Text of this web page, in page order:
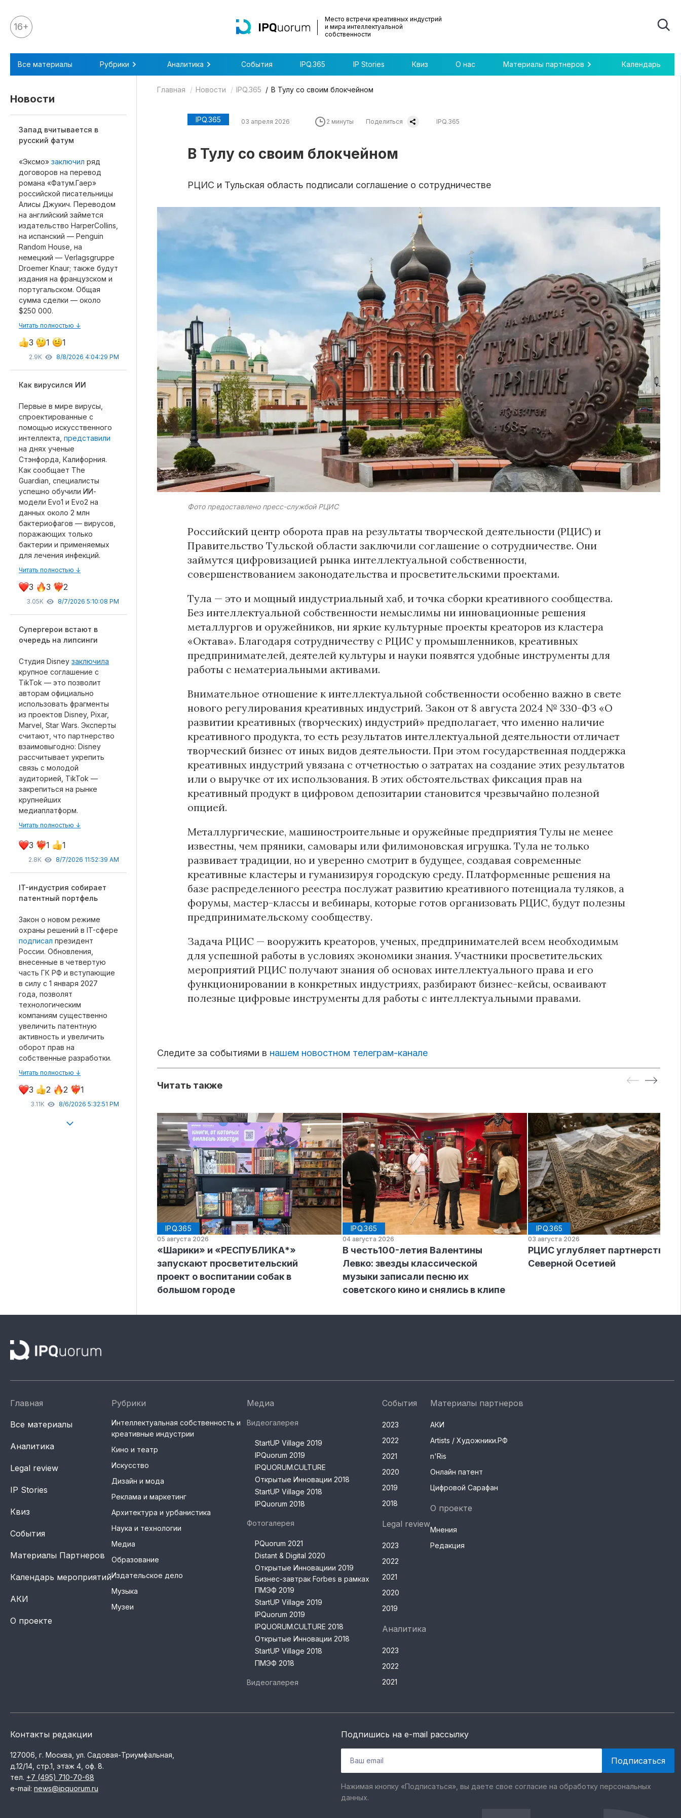
Все материалы
Аналитика
Аналитика
Legal review
События
IP Stories
Квиз
О нас
Календарь
Рубрики
Интеллектуальная собственность и креативные индустрии
Кино и театр
Искусство
Дизайн и мода
Реклама и маркетинг
Медиа
Образование
Издательское дело
Музыка
Музеи
Материалы партнеров
АКИ
Artists / Художники.РФ
n'RIS
Онлайн патент
Цифровой Сарафан
Смотрите нас в соцсетях и мессенджерах
16+
Место встречи креативных индустрий
и мира интеллектуальной
собственности
Все материалы Рубрики Аналитика События IPQ.365 IP Stories Квиз О нас Материалы партнеров Календарь
Новости
Запад вчитывается в
русский фатум
«Эксмо» заключил ряд
договоров на перевод
романа «Фатум.Гаер»
российской писательницы
Алисы Джукич. Переводом
на английский займется
издательство HarperCollins,
на испанский — Penguin
Random House, на
немецкий — Verlagsgruppe
Droemer Knaur; также будут
издания на французском и
португальском. Общая
сумма сделки — около
$250 000.
Читать полностью ↓
3 1 1
2.9K 8/8/2026 4:04:29 PM
Как вирусился ИИ
Первые в мире вирусы,
спроектированные с
помощью искусственного
интеллекта, представили
на днях ученые
Стэнфорда, Калифорния.
Как сообщает The
Guardian, специалисты
успешно обучили ИИ-
модели Evo1 и Evo2 на
данных около 2 млн
бактериофагов — вирусов,
поражающих только
бактерии и применяемых
для лечения инфекций.
Читать полностью ↓
3 3 2
3.05K 8/7/2026 5:10:08 PM
Супергерои встают в
очередь на липсинги
Студия Disney заключила
крупное соглашение с
TikTok — это позволит
авторам официально
использовать фрагменты
из проектов Disney, Pixar,
Marvel, Star Wars. Эксперты
считают, что партнерство
взаимовыгодно: Disney
рассчитывает укрепить
связь с молодой
аудиторией, TikTok —
закрепиться на рынке
крупнейших
медиаплатформ.
Читать полностью ↓
3 1 1
2.8K 8/7/2026 11:52:39 AM
IT-индустрия собирает
патентный портфель
Закон о новом режиме
охраны решений в IT-сфере
подписал президент
России. Обновления,
внесенные в четвертую
часть ГК РФ и вступающие
в силу с 1 января 2027
года, позволят
технологическим
компаниям существенно
увеличить патентную
активность и увеличить
оборот прав на
собственные разработки.
Читать полностью ↓
3 2 2 1
3.11K 8/6/2026 5:32:51 PM
Главная Новости IPQ.365 В Тулу со своим блокчейном
IPQ.365 03 апреля 2026 2 минуты Поделиться IPQ.365
В Тулу со своим блокчейном
РЦИС и Тульская область подписали соглашение о сотрудничестве
Фото предоставлено пресс-службой РЦИС
Российский центр оборота прав на результаты творческой деятельности (РЦИС) и
Правительство Тульской области заключили соглашение о сотрудничестве. Они
займутся цифровизацией рынка интеллектуальной собственности,
совершенствованием законодательства и просветительскими проектами.
Тула — это и мощный индустриальный хаб, и точка сборки креативного сообщества.
Без интеллектуальной собственности немыслимы ни инновационные решения
металлургов и оружейников, ни яркие культурные проекты креаторов из кластера
«Октава». Благодаря сотрудничеству с РЦИС у промышленников, креативных
предпринимателей, деятелей культуры и науки появятся удобные инструменты для
работы с нематериальными активами.
Внимательное отношение к интеллектуальной собственности особенно важно в свете
нового регулирования креативных индустрий. Закон от 8 августа 2024 № 330-ФЗ «О
развитии креативных (творческих) индустрий» предполагает, что именно наличие
креативного продукта, то есть результатов интеллектуальной деятельности отличает
творческий бизнес от иных видов деятельности. При этом государственная поддержка
креативных индустрий увязана с отчетностью о затратах на создание этих результатов
или о выручке от их использования. В этих обстоятельствах фиксация прав на
креативный продукт в цифровом депозитарии становится чрезвычайно полезной
опцией.
Металлургические, машиностроительные и оружейные предприятия Тулы не менее
известны, чем пряники, самовары или филимоновская игрушка. Тула не только
развивает традиции, но и уверенно смотрит в будущее, создавая современные
креативные кластеры и гуманизируя городскую среду. Платформенные решения на
базе распределенного реестра послужат развитию креативного потенциала туляков, а
форумы, мастер-классы и вебинары, которые готов организовать РЦИС, будут полезны
предпринимательскому сообществу.
Задача РЦИС — вооружить креаторов, ученых, предпринимателей всем необходимым
для успешной работы в условиях экономики знания. Участники просветительских
мероприятий РЦИС получают знания об основах интеллектуального права и его
функционировании в конкретных индустриях, разбирают бизнес-кейсы, осваивают
полезные цифровые инструменты для работы с интеллектуальными правами.
Следите за событиями в нашем новостном телеграм-канале
Читать также
IPQ.365
05 августа 2026
«Шарики» и «РЕСПУБЛИКА*»
запускают просветительский
проект о воспитании собак в
большом городе
IPQ.365
04 августа 2026
В честь100-летия Валентины
Левко: звезды классической
музыки записали песню их
советского кино и снялись в клипе
IPQ.365
03 августа 2026
РЦИС углубляет партнерство с
Северной Осетией
Главная
Все материалы
Аналитика
Legal review
IP Stories
Квиз
События
Материалы Партнеров
Календарь мероприятий
АКИ
О проекте
Рубрики
Интеллектуальная собственность и
креативные индустрии
Кино и театр
Искусство
Дизайн и мода
Реклама и маркетинг
Архитектура и урбанистика
Наука и технологии
Медиа
Образование
Издательское дело
Музыка
Музеи
Медиа
Видеогалерея
StartUP Village 2019
IPQuorum 2019
IPQUORUM.CULTURE
Открытые Инновации 2018
StartUP Village 2018
IPQuorum 2018
Фотогалерея
PQuorum 2021
Distant & Digital 2020
Открытые Инновациии 2019
Бизнес-завтрак Forbes в рамках
ПМЭФ 2019
StartUP Village 2019
IPQuorum 2019
IPQUORUM.CULTURE 2018
Открытые Инновации 2018
StartUP Village 2018
ПМЭФ 2018
Видеогалерея
События
2023
2022
2021
2020
2019
2018
Legal review
2023
2022
2021
2020
2019
Аналитика
2023
2022
2021
Материалы партнеров
АКИ
Artists / Художники.РФ
n'Ris
Онлайн патент
Цифровой Сарафан
О проекте
Мнения
Редакция
Контакты редакции
127006, г. Москва, ул. Садовая-Триумфальная,
д.12/14, стр.1, этаж 4, оф. 8.
тел. +7 (495) 710-70-68
e-mail: news@ipquorum.ru
Подпишись на e-mail рассылку
Нажимая кнопку «Подписаться», вы даете свое согласие на обработку персональных
данных.